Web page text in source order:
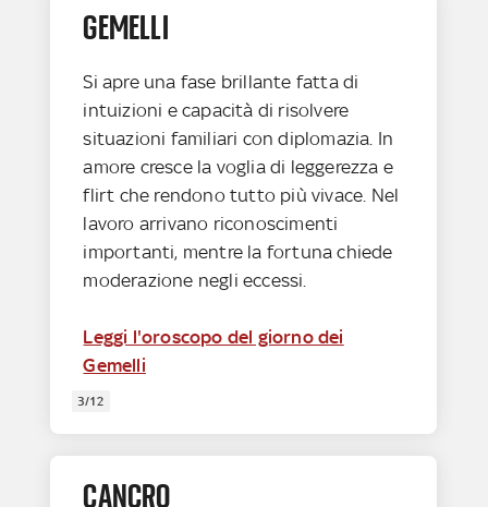
GEMELLI
Si apre una fase brillante fatta di
intuizioni e capacità di risolvere
situazioni familiari con diplomazia. In
amore cresce la voglia di leggerezza e
flirt che rendono tutto più vivace. Nel
lavoro arrivano riconoscimenti
importanti, mentre la fortuna chiede
moderazione negli eccessi.
Leggi l'oroscopo del giorno dei
Gemelli
3/12
CANCRO